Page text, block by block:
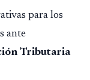
para los
ante
Tributaria